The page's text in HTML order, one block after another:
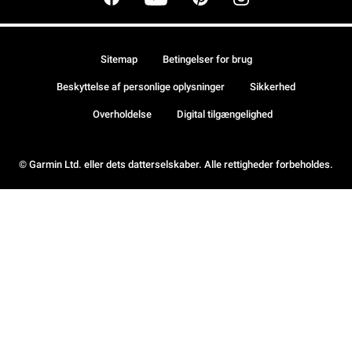
© Garmin Ltd. eller dets datterselskaber. Alle rettigheder forbeholdes.
Sitemap Betingelser for brug
Beskyttelse af personlige oplysninger Sikkerhed
Overholdelse Digital tilgængelighed